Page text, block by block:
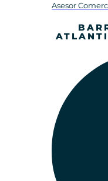
Asesor